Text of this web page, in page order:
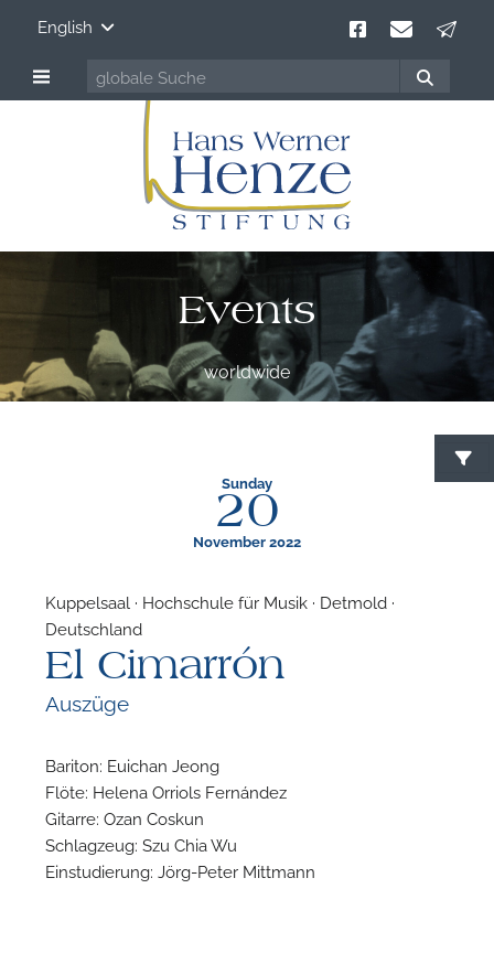
English
Events
worldwide
Sunday
20
November 2022
Kuppelsaal · Hochschule für Musik · Detmold ·
Deutschland
El Cimarrón
Auszüge
Bariton: Euichan Jeong
Flöte: Helena Orriols Fernández
Gitarre: Ozan Coskun
Schlagzeug: Szu Chia Wu
Einstudierung: Jörg-Peter Mittmann